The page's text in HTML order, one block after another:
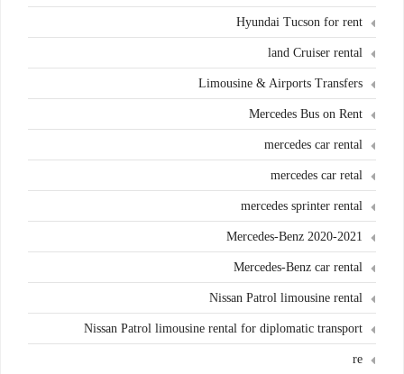
Hyundai Tucson for rent
land Cruiser rental
Limousine & Airports Transfers
Mercedes Bus on Rent
mercedes car rental
mercedes car retal
mercedes sprinter rental
Mercedes-Benz 2020-2021
Mercedes-Benz car rental
Nissan Patrol limousine rental
Nissan Patrol limousine rental for diplomatic transport
re